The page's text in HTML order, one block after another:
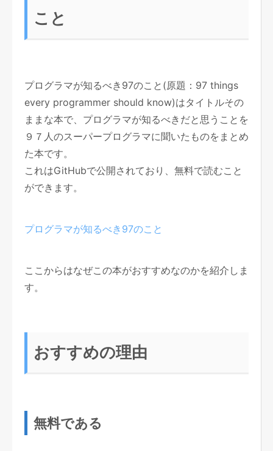
こと
プログラマが知るべき97のこと(原題：97 things
every programmer should know)はタイトルその
ままな本で、プログラマが知るべきだと思うことを
９７人のスーパープログラマに聞いたものをまとめ
た本です。
これはGitHubで公開されており、無料で読むこと
ができます。
プログラマが知るべき97のこと
ここからはなぜこの本がおすすめなのかを紹介しま
す。
おすすめの理由
無料である